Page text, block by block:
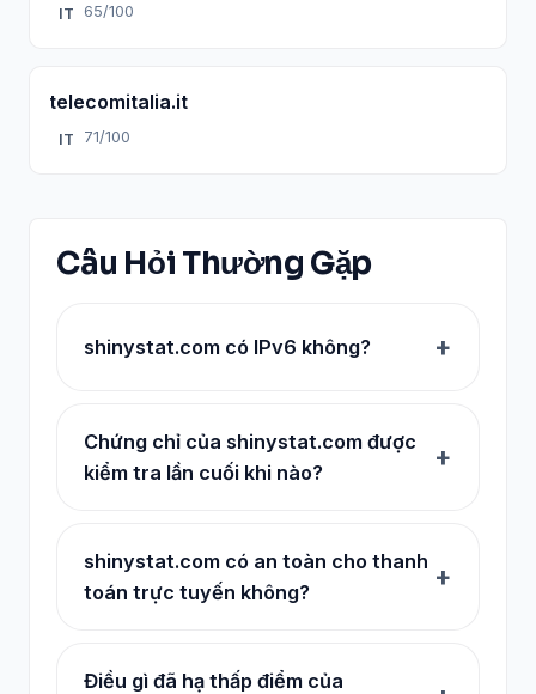
IT 65/100
telecomitalia.it
IT 71/100
Câu Hỏi Thường Gặp
shinystat.com có IPv6 không?
Chứng chỉ của shinystat.com được
kiểm tra lần cuối khi nào?
shinystat.com có an toàn cho thanh
toán trực tuyến không?
Điều gì đã hạ thấp điểm của